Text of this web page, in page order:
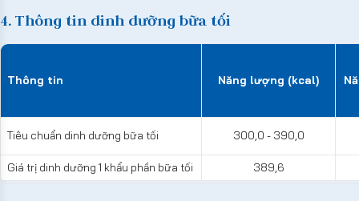
4. Thông tin dinh dưỡng bữa tối
Thông tin Năng lượng (kcal)
Tiêu chuẩn dinh dưỡng bữa tối 300,0 - 390,0
Giá trị dinh dưỡng 1 khẩu phần bữa tối 389,6